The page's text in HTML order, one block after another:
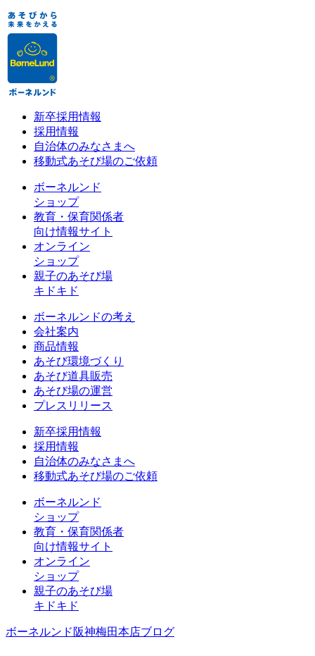
新卒採用情報
採用情報
自治体のみなさまへ
移動式あそび場のご依頼
ボーネルンド
ショップ
教育・保育関係者
向け情報サイト
オンライン
ショップ
親子のあそび場
キドキド
ボーネルンドの考え
会社案内
商品情報
あそび環境づくり
あそび道具販売
あそび場の運営
プレスリリース
新卒採用情報
採用情報
自治体のみなさまへ
移動式あそび場のご依頼
ボーネルンド
ショップ
教育・保育関係者
向け情報サイト
オンライン
ショップ
親子のあそび場
キドキド
ボーネルンド阪神梅田本店ブログ